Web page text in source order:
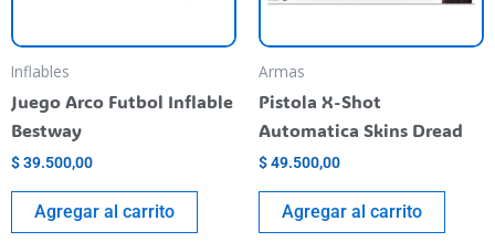
Inflables
Juego Arco Futbol Inflable
Bestway
$39.500,00
Agregar al carrito
Armas
Pistola X-Shot
Automatica Skins Dread
$49.500,00
Agregar al carrito